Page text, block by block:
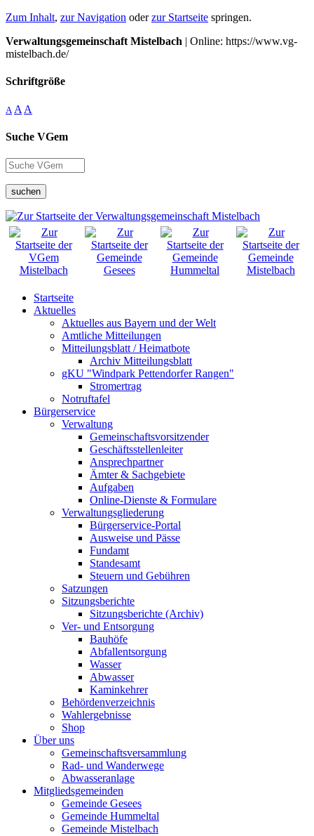
Zum Inhalt, zur Navigation oderzur Startseite springen.
Verwaltungsgemeinschaft Mistelbach | Online: https://www.vg-
mistelbach.de/
Schriftgröße
A A A
Suche VGem
suchen
Startseite
Aktuelles
Aktuelles aus Bayern und der Welt
Amtliche Mitteilungen
Mitteilungsblatt / Heimatbote
Archiv Mitteilungsblatt
gKU "Windpark Pettendorfer Rangen"
Stromertrag
Notruftafel
Bürgerservice
Verwaltung
Gemeinschaftsvorsitzender
Geschäftsstellenleiter
Ansprechpartner
Ämter & Sachgebiete
Aufgaben
Online-Dienste & Formulare
Verwaltungsgliederung
Bürgerservice-Portal
Ausweise und Pässe
Fundamt
Standesamt
Steuern und Gebühren
Satzungen
Sitzungsberichte
Sitzungsberichte (Archiv)
Ver- und Entsorgung
Bauhöfe
Abfallentsorgung
Wasser
Abwasser
Kaminkehrer
Behördenverzeichnis
Wahlergebnisse
Shop
Über uns
Gemeinschaftsversammlung
Rad- und Wanderwege
Abwasseranlage
Mitgliedsgemeinden
Gemeinde Gesees
Gemeinde Hummeltal
Gemeinde Mistelbach